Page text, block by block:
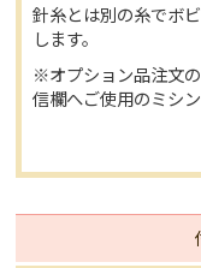
針糸とは別の糸でボ
します。
※オプション品注文
信欄へご使用のミシ